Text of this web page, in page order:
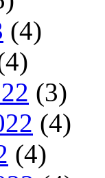
(4)
(3)
(4)
(4)